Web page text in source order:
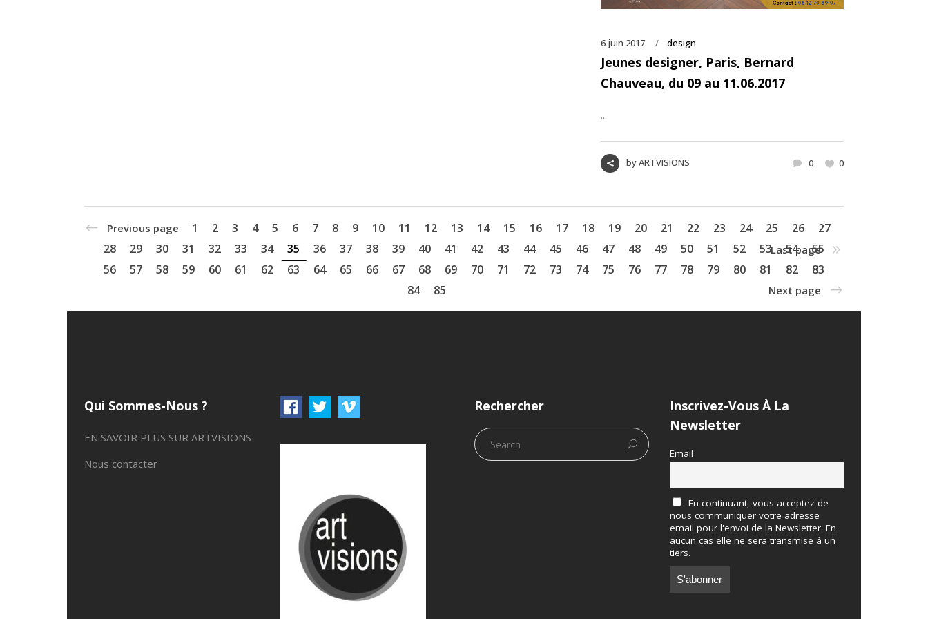
6 juin 2017 design
Jeunes designer, Paris, Bernard
Chauveau, du 09 au 11.06.2017
...
byARTVISIONS 0 0
Previous page 1 2 3 4 5 6 7 8 9 10 11 12 13 14 15 16 17 18 19 20 21 22 23 24 25 26
27
28
29 30 31 32 33 34 35 36 37 38 39 40 41 42 43 44 45 46 47 48 49 50 51 52 53 54
55
56
57 58 59 60 61 62 63 64 65 66 67 68 69 70 71 72 73 74 75 76 77 78 79 80 81 82
83
84
85
Last page
Next page
Qui Sommes-Nous ?
EN SAVOIR PLUS SUR ARTVISIONS
Nous contacter
Rechercher
Inscrivez-Vous À La
Newsletter
Email
En continuant, vous acceptez de
nous communiquer votre adresse
email pour l'envoi de la Newsletter. En
aucun cas elle ne sera transmise à un
tiers.